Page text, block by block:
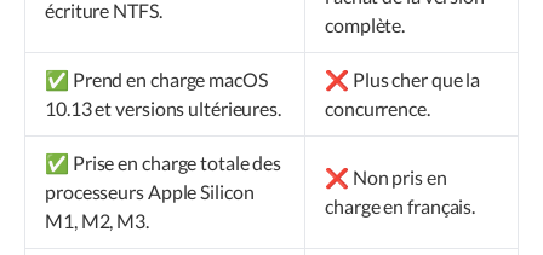
écriture NTFS.
complète.
✅ Prend en charge macOS
10.13 et versions ultérieures.
❌ Plus cher que la
concurrence.
✅ Prise en charge totale des
processeurs Apple Silicon
M1, M2, M3.
❌ Non pris en
charge en français.